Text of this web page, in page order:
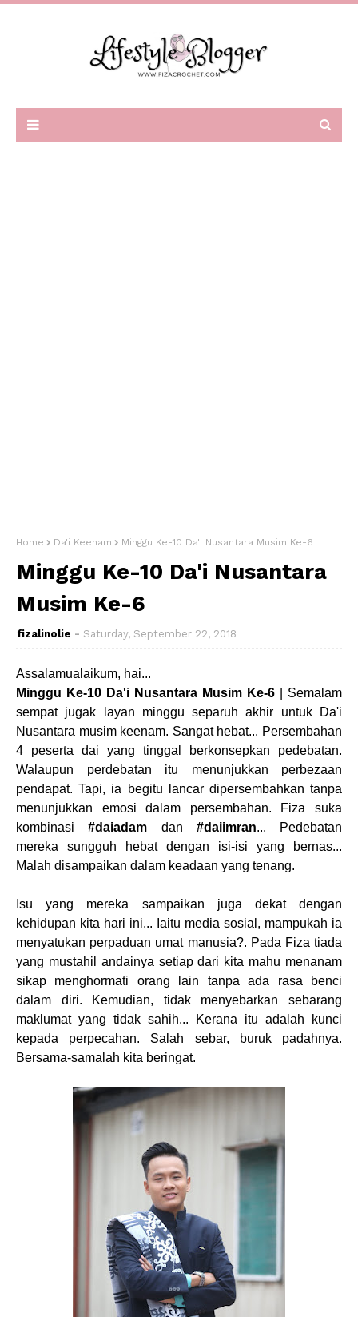
Home Da'i Keenam Minggu Ke-10 Da'i Nusantara Musim Ke-6
Minggu Ke-10 Da'i Nusantara
Musim Ke-6
fizalinolie Saturday, September 22, 2018
Assalamualaikum, hai...
Minggu Ke-10 Da'i Nusantara Musim Ke-6 | Semalam
sempat jugak layan minggu separuh akhir untuk Da'i
Nusantara musim keenam. Sangat hebat... Persembahan
4 peserta dai yang tinggal berkonsepkan pedebatan.
Walaupun perdebatan itu menunjukkan perbezaan
pendapat. Tapi, ia begitu lancar dipersembahkan tanpa
menunjukkan emosi dalam persembahan. Fiza suka
kombinasi#daiadam dan #daiimran... Pedebatan
mereka sungguh hebat dengan isi-isi yang bernas...
Malah disampaikan dalam keadaan yang tenang.
Isu yang mereka sampaikan juga dekat dengan
kehidupan kita hari ini... Iaitu media sosial, mampukah ia
menyatukan perpaduan umat manusia?. Pada Fiza tiada
yang mustahil andainya setiap dari kita mahu menanam
sikap menghormati orang lain tanpa ada rasa benci
dalam diri. Kemudian, tidak menyebarkan sebarang
maklumat yang tidak sahih... Kerana itu adalah kunci
kepada perpecahan. Salah sebar, buruk padahnya.
Bersama-samalah kita beringat.